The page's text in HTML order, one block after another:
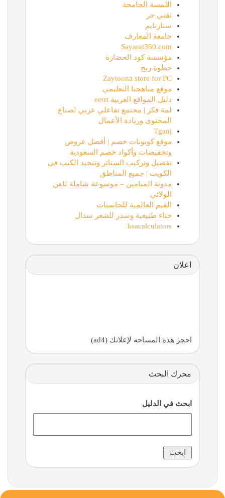
اللمسة الجامحة
تقني حر
ستارتايم
جامعة المعارف
Sayarat360.com
مؤسسة كود الحضارة
خطوة ربح
Zaytoona store for PC
موقع مناهجنا التعليمي
دليل المواقع العربية eerrt
لمة فكر | مجتمع تفاعلي عربي لصناع
المحتوى وريادة الأعمال
Tganj
موقع كوبونات خصم | أفضل عروض
وتخفيضات وأكواد خصم السعودية
تفصيل وتركيب الستائر وتنجيد الكنب في
الكويت | جميع المناطق
مدونة الميامين – موسوعة شاملة للفن
الولائي
القيم العالمية للحاسبات
حناء طبيعية وسدر للشعر سدال
ksacalculators
اعلان
احجز هذه المساحه لإعلانك (ad4)
محرك البحث
ابحث في الدليل